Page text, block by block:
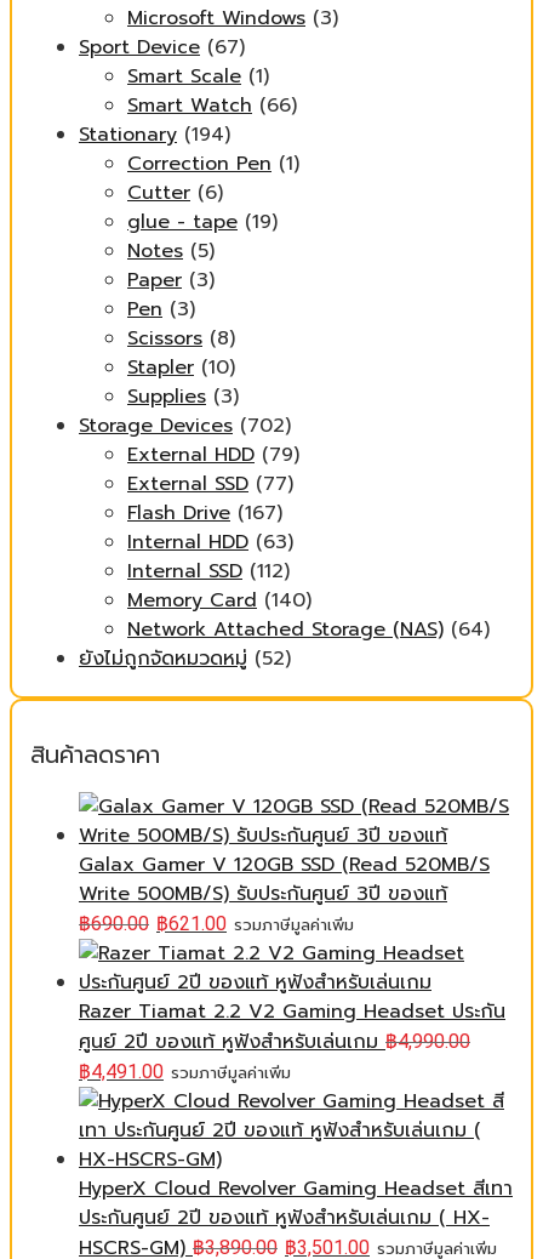
Microsoft Windows (3)
Sport Device (67)
Smart Scale (1)
Smart Watch (66)
Stationary (194)
Correction Pen (1)
Cutter (6)
glue - tape (19)
Notes (5)
Paper (3)
Pen (3)
Scissors (8)
Stapler (10)
Supplies (3)
Storage Devices (702)
External HDD (79)
External SSD (77)
Flash Drive (167)
Internal HDD (63)
Internal SSD (112)
Memory Card (140)
Network Attached Storage (NAS) (64)
ยังไม่ถูกจัดหมวดหมู่ (52)
สินค้าลดราคา
Galax Gamer V 120GB SSD (Read 520MB/S
Write 500MB/S) รับประกันศูนย์ 3ปี ของแท้
฿690.00 ฿621.00 รวมภาษีมูลค่าเพิ่ม
Razer Tiamat 2.2 V2 Gaming Headset ประกัน
ศูนย์ 2ปี ของแท้ หูฟังสำหรับเล่นเกม ฿4,990.00
฿4,491.00 รวมภาษีมูลค่าเพิ่ม
HyperX Cloud Revolver Gaming Headset สีเทา
ประกันศูนย์ 2ปี ของแท้ หูฟังสำหรับเล่นเกม ( HX-
HSCRS-GM) ฿3,890.00 ฿3,501.00 รวมภาษีมูลค่าเพิ่ม